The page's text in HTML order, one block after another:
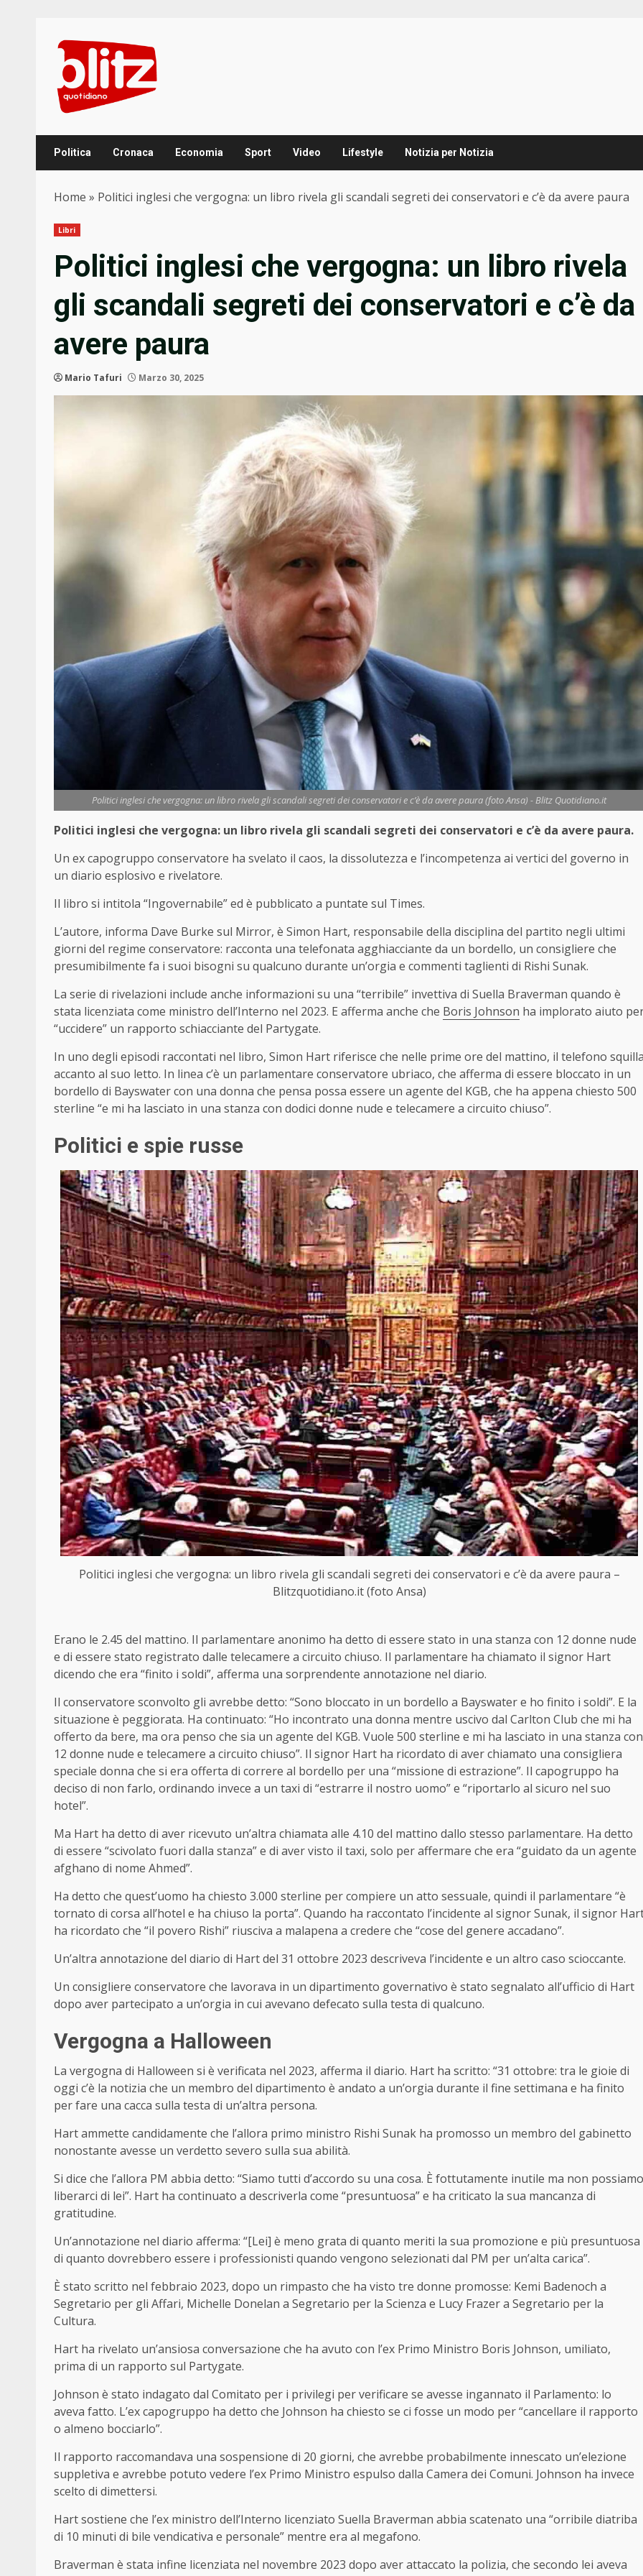
content
Politica Cronaca Economia Sport Video Lifestyle Notizia per Notizia
Home » Politici inglesi che vergogna: un libro rivela gli scandali segreti dei conservatori e c’è da avere paura
Libri
Politici inglesi che vergogna: un libro rivela
gli scandali segreti dei conservatori e c’è da
avere paura
Mario Tafuri Marzo 30, 2025
Politici inglesi che vergogna: un libro rivela gli scandali segreti dei conservatori e c’è da avere paura (foto Ansa) - Blitz Quotidiano.it
Politici inglesi che vergogna: un libro rivela gli scandali segreti dei conservatori e c’è da avere paura.
Un ex capogruppo conservatore ha svelato il caos, la dissolutezza e l’incompetenza ai vertici del governo in
un diario esplosivo e rivelatore.
Il libro si intitola “Ingovernabile” ed è pubblicato a puntate sul Times.
L’autore, informa Dave Burke sul Mirror, è Simon Hart, responsabile della disciplina del partito negli ultimi
giorni del regime conservatore: racconta una telefonata agghiacciante da un bordello, un consigliere che
presumibilmente fa i suoi bisogni su qualcuno durante un’orgia e commenti taglienti di Rishi Sunak.
La serie di rivelazioni include anche informazioni su una “terribile” invettiva di Suella Braverman quando è
stata licenziata come ministro dell’Interno nel 2023. E afferma anche che Boris Johnson ha implorato aiuto
“uccidere” un rapporto schiacciante del Partygate.
In uno degli episodi raccontati nel libro, Simon Hart riferisce che nelle prime ore del mattino, il telefono
accanto al suo letto. In linea c’è un parlamentare conservatore ubriaco, che afferma di essere bloccato in un
bordello di Bayswater con una donna che pensa possa essere un agente del KGB, che ha appena chiesto 500
sterline “e mi ha lasciato in una stanza con dodici donne nude e telecamere a circuito chiuso”.
Politici e spie russe
Politici inglesi che vergogna: un libro rivela gli scandali segreti dei conservatori e c’è da avere paura –
Blitzquotidiano.it (foto Ansa)
Erano le 2.45 del mattino. Il parlamentare anonimo ha detto di essere stato in una stanza con 12 donne nude
e di essere stato registrato dalle telecamere a circuito chiuso. Il parlamentare ha chiamato il signor Hart
dicendo che era “finito i soldi”, afferma una sorprendente annotazione nel diario.
Il conservatore sconvolto gli avrebbe detto: “Sono bloccato in un bordello a Bayswater e ho finito i soldi”. E la
situazione è peggiorata. Ha continuato: “Ho incontrato una donna mentre uscivo dal Carlton Club che mi ha
offerto da bere, ma ora penso che sia un agente del KGB. Vuole 500 sterline e mi ha lasciato in una stanza con
12 donne nude e telecamere a circuito chiuso”. Il signor Hart ha ricordato di aver chiamato una consigliera
speciale donna che si era offerta di correre al bordello per una “missione di estrazione”. Il capogruppo ha
deciso di non farlo, ordinando invece a un taxi di “estrarre il nostro uomo” e “riportarlo al sicuro nel suo
hotel”.
Ma Hart ha detto di aver ricevuto un’altra chiamata alle 4.10 del mattino dallo stesso parlamentare. Ha detto
di essere “scivolato fuori dalla stanza” e di aver visto il taxi, solo per affermare che era “guidato da un agente
afghano di nome Ahmed”.
Ha detto che quest’uomo ha chiesto 3.000 sterline per compiere un atto sessuale, quindi il parlamentare “è
tornato di corsa all’hotel e ha chiuso la porta”. Quando ha raccontato l’incidente al signor Sunak, il signor
ha ricordato che “il povero Rishi” riusciva a malapena a credere che “cose ​​del genere accadano”.
Un’altra annotazione del diario di Hart del 31 ottobre 2023 descriveva l’incidente e un altro caso scioccante.
Un consigliere conservatore che lavorava in un dipartimento governativo è stato segnalato all’ufficio di Hart
dopo aver partecipato a un’orgia in cui avevano defecato sulla testa di qualcuno.
Vergogna a Halloween
La vergogna di Halloween si è verificata nel 2023, afferma il diario. Hart ha scritto: “31 ottobre: ​​tra le gioie di
oggi c’è la notizia che un membro del dipartimento è andato a un’orgia durante il fine settimana e ha finito
per fare una cacca sulla testa di un’altra persona.
Hart ammette candidamente che l’allora primo ministro Rishi Sunak ha promosso un membro del gabinetto
nonostante avesse un verdetto severo sulla sua abilità.
Si dice che l’allora PM abbia detto: “Siamo tutti d’accordo su una cosa. È fottutamente inutile ma non possiamo
liberarci di lei”. Hart ha continuato a descriverla come “presuntuosa” e ha criticato la sua mancanza di
gratitudine.
Un’annotazione nel diario afferma: “[Lei] è meno grata di quanto meriti la sua promozione e più presuntuosa
di quanto dovrebbero essere i professionisti quando vengono selezionati dal PM per un’alta carica”.
È stato scritto nel febbraio 2023, dopo un rimpasto che ha visto tre donne promosse: Kemi Badenoch a
Segretario per gli Affari, Michelle Donelan a Segretario per la Scienza e Lucy Frazer a Segretario per la
Cultura.
Hart ha rivelato un’ansiosa conversazione che ha avuto con l’ex Primo Ministro Boris Johnson, umiliato,
prima di un rapporto sul Partygate.
Johnson è stato indagato dal Comitato per i privilegi per verificare se avesse ingannato il Parlamento: lo
aveva fatto. L’ex capogruppo ha detto che Johnson ha chiesto se ci fosse un modo per “cancellare il rapporto
o almeno bocciarlo”.
Il rapporto raccomandava una sospensione di 20 giorni, che avrebbe probabilmente innescato un’elezione
suppletiva e avrebbe potuto vedere l’ex Primo Ministro espulso dalla Camera dei Comuni. Johnson ha invece
scelto di dimettersi.
Hart sostiene che l’ex ministro dell’Interno licenziato Suella Braverman abbia scatenato una “orribile diatriba
di 10 minuti di bile vendicativa e personale” mentre era al megafono.
Braverman è stata infine licenziata nel novembre 2023 dopo aver attaccato la polizia, che secondo lei aveva